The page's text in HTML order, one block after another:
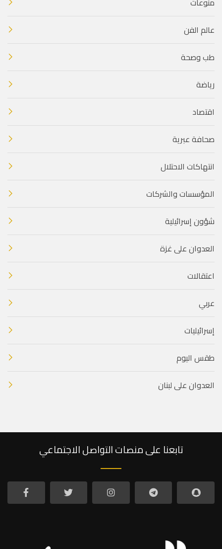
عالم الفن
طب وصحة
رياضة
اقتصاد
صحافة عبرية
انتهاكات الاحتلال
المؤسسات والشركات
شؤون إسرائيلية
العدوان على غزة
اعتقالات
عربي
إسرائيليات
طقس اليوم
العدوان على لبنان
تابعنا على منصات التواصل الاجتماعي